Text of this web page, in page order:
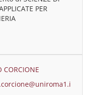
PER
CORCIONE